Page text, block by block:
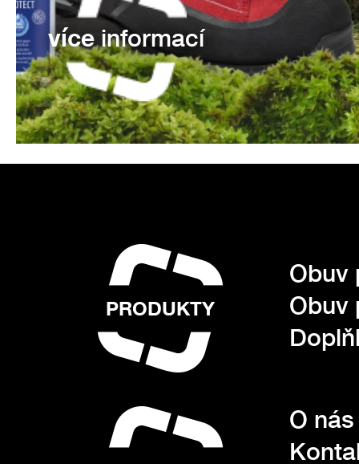
víceinformací
PRODUKTY
Obuv
Obuv
O nás